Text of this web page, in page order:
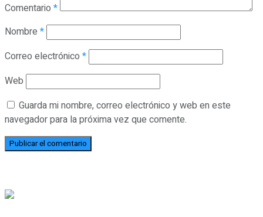
Comentario *
Nombre *
Correo electrónico *
Web
Guarda mi nombre, correo electrónico y web en este
navegador para la próxima vez que comente.